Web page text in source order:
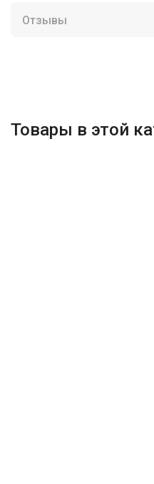
Отзывы
Товары в этой